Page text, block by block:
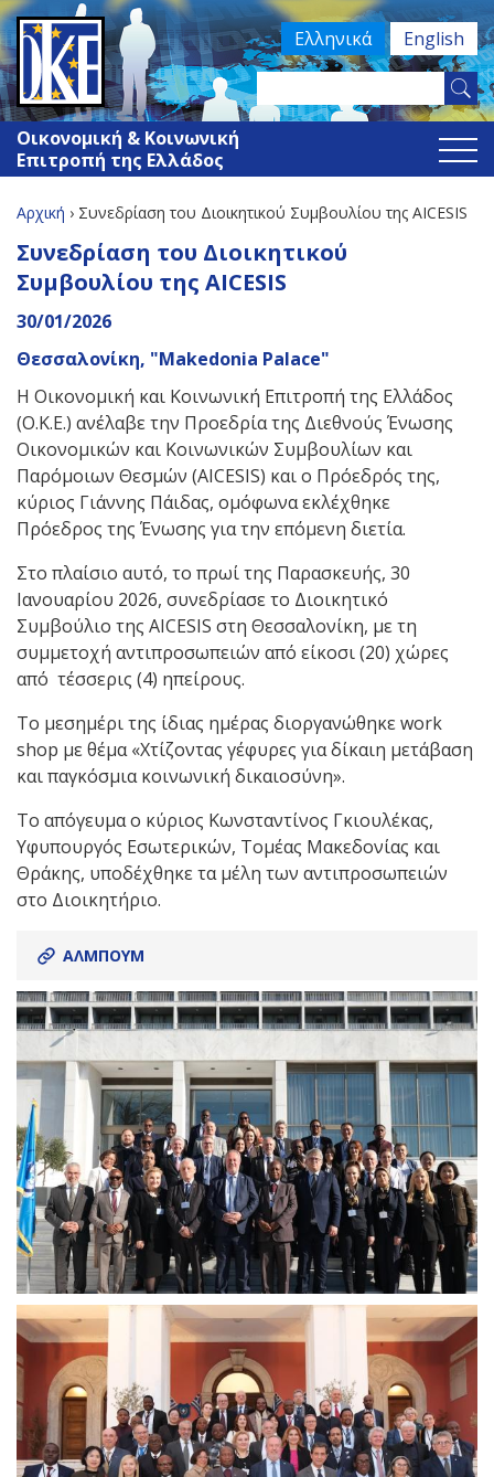
Jump
to
navigation
Οικονομική & Κοινωνική
Επιτροπή της Ελλάδος
Ελληνικά English
Φόρμα
this
Είστε
εδώ
Αρχική › Συνεδρίαση του Διοικητικού Συμβουλίου της AICESIS
Back
to
top
Συνεδρίαση του Διοικητικού
Συμβουλίου της AICESIS
30/01/2026
Θεσσαλονίκη, "Makedonia Palace"
Η Οικονομική και Κοινωνική Επιτροπή της Ελλάδος
(Ο.Κ.Ε.) ανέλαβε την Προεδρία της Διεθνούς Ένωσης
Οικονομικών και Κοινωνικών Συμβουλίων και
Παρόμοιων Θεσμών (AICESIS) και ο Πρόεδρός της,
κύριος Γιάννης Πάιδας, ομόφωνα εκλέχθηκε
Πρόεδρος της Ένωσης για την επόμενη διετία.
Στο πλαίσιο αυτό, το πρωί της Παρασκευής, 30
Ιανουαρίου 2026, συνεδρίασε το Διοικητικό
Συμβούλιο της AICESIS στη Θεσσαλονίκη, με τη
συμμετοχή αντιπροσωπειών από είκοσι (20) χώρες
από τέσσερις (4) ηπείρους.
Το μεσημέρι της ίδιας ημέρας διοργανώθηκε work
shop με θέμα «Χτίζοντας γέφυρες για δίκαιη μετάβαση
και παγκόσμια κοινωνική δικαιοσύνη».
Το απόγευμα ο κύριος Κωνσταντίνος Γκιουλέκας,
Υφυπουργός Εσωτερικών, Τομέας Μακεδονίας και
Θράκης, υποδέχθηκε τα μέλη των αντιπροσωπειών
στο Διοικητήριο.
ΑΛΜΠΟΥΜ